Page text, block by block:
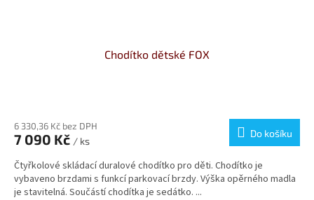
Chodítko dětské FOX
produktu
je
z
5
hvězdiček.
6 330,36 Kč bez DPH
7 090 Kč / ks
Do košíku
Čtyřkolové skládací duralové chodítko pro děti. Chodítko je
vybaveno brzdami s funkcí parkovací brzdy. Výška opěrného madla
je stavitelná. Součástí chodítka je sedátko. ...